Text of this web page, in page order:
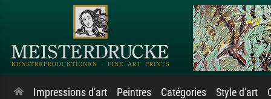
Impressions d'art Peintres Catégories Style d'art